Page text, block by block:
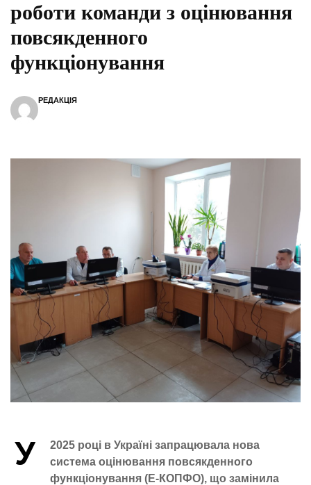
роботи команди з оцінювання
повсякденного
функціонування
РЕДАКЦІЯ
У
2025 році в Україні запрацювала нова
система оцінювання повсякденного
функціонування (Е-КОПФО), що замінила